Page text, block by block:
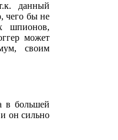
данный
чего бы не
шпионов,
может
своим
в большей
он сильно